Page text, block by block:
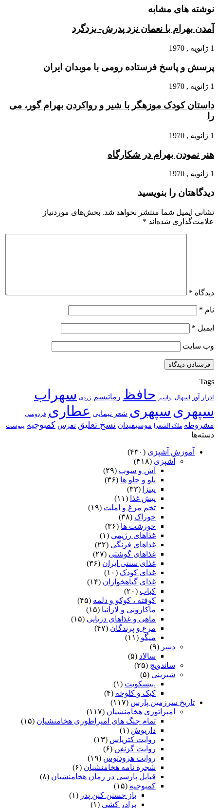
نوشته های مشابه
آمدن بهرام با نعمان نزد پدرش- یزدگرد
1 ژانویه , 1970
پرسش و پاسخ فرستاده رومى با موبدان ایران
1 ژانویه , 1970
داستان کودک موزه‏گر با شیر و رواکردن بهرام گور، مى
را
1 ژانویه , 1970
هنر نمودن بهرام در شکارگاه
1 ژانویه , 1970
دیدگاهتان را بنویسید
نشانی ایمیل شما منتشر نخواهد شد. بخش‌های موردنیاز
علامت‌گذاری شده‌اند *
دیدگاه *
نام *
ایمیل *
وب‌ سایت
Tags
ادرار آور اسهال بواسیر حافظ رماتیسم زردی سهراب
سپهری سپهری شعر نیمایی عطاری فردوسی
مشروطه ملک الشعرا موسیقیدان نسخ تعلیق نقرس کمبوجیه یبوست
دسته‌ها
آموزش آشپزی (۴۳۰)
آشپزی (۴۱۸)
آش و سوپ (۲۹)
پلو و چلو ها (۳۶)
پیتزا
(۳۳)
پیش غذا (۱۱)
تخم مرغ و املت (۱۹)
خوراک (۳۸)
خورشت ها (۳۶)
غذاهای رژیمی (۱)
غذاهای فرنگی (۲۲)
غذاهای گوشتی (۲۷)
غذای سنتی ایران (۳۶)
غذای کودک (۱۰)
غذای گیاهخواران (۱۴)
کباب (۲۰)
کوفته ، کوکو و دلمه (۴۵)
ماکارونی و لازانیا (۱۵)
ماهی و غذاهای دریایی (۱۵)
مرغ و پرندگان (۴۷)
میگو (۱۱)
دسر (۹)
سالاد (۵)
ساندویچ (۲۵)
شیرینی (۵)
.بیسکویت (۱)
کیک و کلوچه (۴)
تاریخ سرزمین پارس (۱۱۷)
امپراتوری هخامنشیان (۱۱۷)
تمام جنگ های امپراطوری هخامنشیان (۱۵)
داریوش (۱)
روایت کتزیاس (۱۳)
روایت گزنفن (۶)
روایت هرودتوس (۱۹)
شجره نامه هخامنشیان (۶)
قبایل پارسی در زمان هخامنشیان (۸)
کمبوجیه (۱۵)
باز جستن کین پدر (۱)
برادر کشی (۱)